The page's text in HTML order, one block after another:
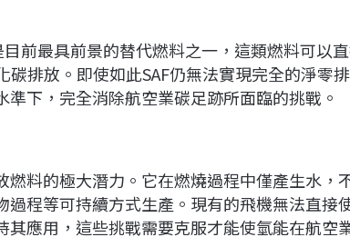
前最具前景的替代燃料之一，這類燃料可以
碳排放。即使如此SAF仍無法實現完全的淨零
下，完全消除航空業碳足跡所面臨的挑戰。
燃料的極大潛力。它在燃燒過程中僅產生水，
過程等可持續方式生產。現有的飛機無法直接
應用，這些挑戰需要克服才能使氫能在航空